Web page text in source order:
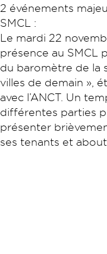
2 événements
SMCL :
Le mardi 22
présence au SMCL
du baromètre de la
villes de demain »,
avec l’ANCT. Un
différentes parties
présenter
ses tenants et